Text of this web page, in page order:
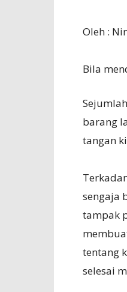
Oleh :
Bila
barang
tangan
sengaja
tampak
tentang
selesai